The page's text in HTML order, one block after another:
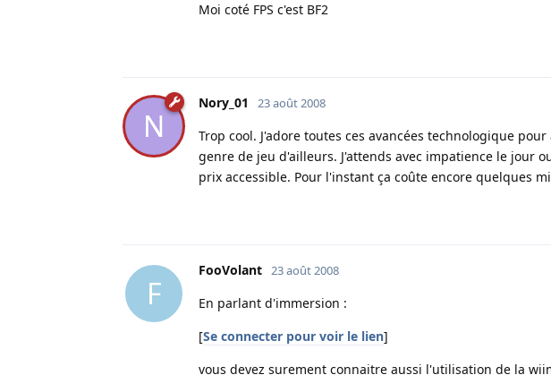
Moi coté FPS c'est BF2
N
Nory_01 23 août 2008
Trop cool. J'adore toutes ces avancées technologique
genre de jeu d'ailleurs. J'attends avec impatience le jour
prix accessible. Pour l'instant ça coûte encore quelques
F
FooVolant 23 août 2008
En parlant d'immersion :
[Se connecter pour voir le lien]
vous devez surement connaitre aussi l'utilisation de la